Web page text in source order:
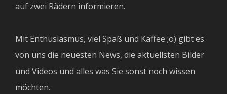
auf zwei Rädern informieren.
Mit Enthusiasmus, viel Spaß und Kaffee ;o) gibt es
von uns die neuesten News, die aktuellsten Bilder
und Videos und alles was Sie sonst noch wissen
möchten.